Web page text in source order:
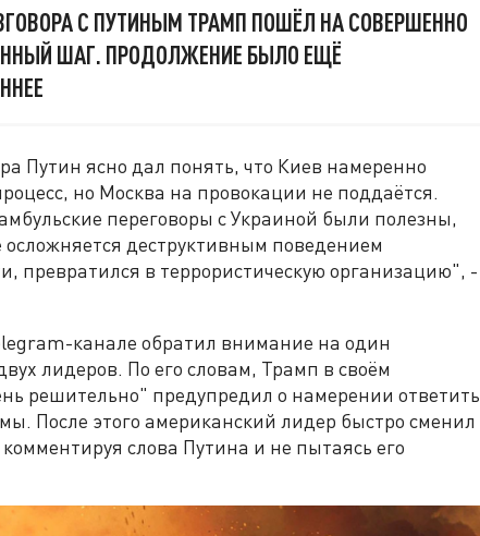
С ПУТИНЫМ ТРАМП ПОШЁЛ НА СОВЕРШЕННО
ШАГ. ПРОДОЛЖЕНИЕ БЫЛО ЕЩЁ
Путин ясно дал понять, что Киев намеренно
но Москва на провокации не поддаётся.
переговоры с Украиной были полезны,
деструктивным поведением
превратился в террористическую организацию", -
канале обратил внимание на один
лидеров. По его словам, Трамп в своём
решительно" предупредил о намерении ответить
После этого американский лидер быстро сменил
слова Путина и не пытаясь его